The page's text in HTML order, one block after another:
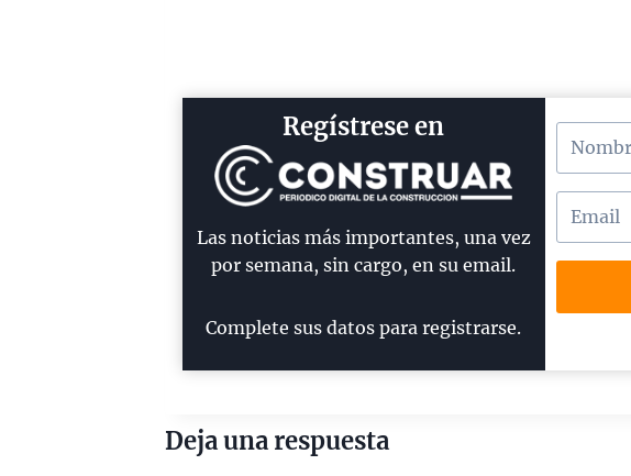
Regístrese en
Las noticias más importantes, una vez
por semana, sin cargo, en su email.
Complete sus datos para registrarse.
Deja una respuesta